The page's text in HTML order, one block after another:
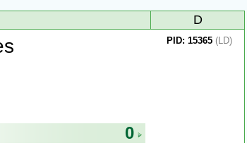
D
0
PID: 15365 (LD)